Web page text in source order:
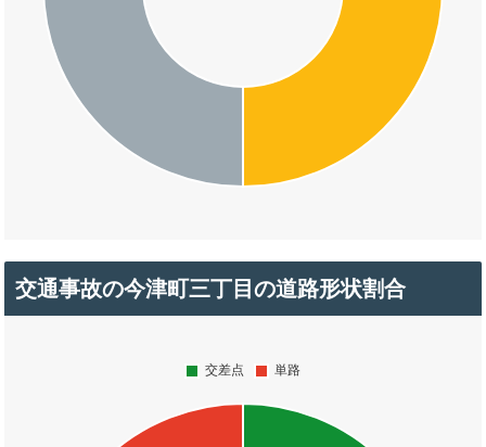
交通事故の今津町三丁目の道路形状割合